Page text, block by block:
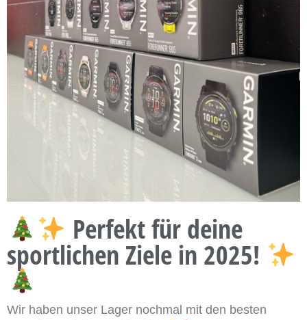
Perfekt für deine
sportlichen Ziele in 2025!
Wir haben unser Lager nochmal mit den besten